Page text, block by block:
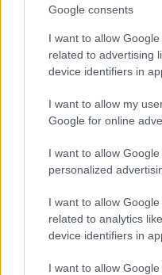
Google consents
I want to allow
related to advertising
device identifiers in
I want to allow my
Google for online
I want to allow
personalized
I want to allow
related to analytics
device identifiers in
I want to allow